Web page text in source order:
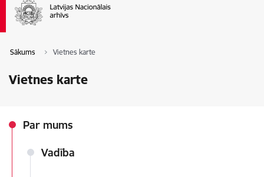
Sākums Vietnes karte
Vietnes karte
Par mums
Vadība